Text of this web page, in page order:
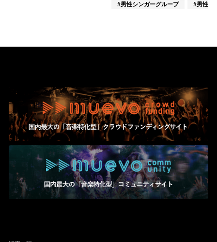
#男性シンガーグループ
#男性ア